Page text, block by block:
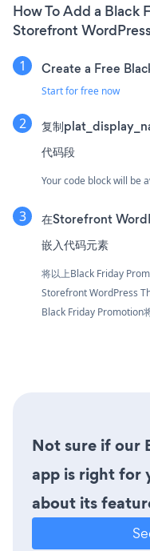
How To Add a Black
Storefront
Create a Free
Start for free now
复制
代码段
Your code block will be
在Storefront
嵌入代码元素
将以上Black Friday
Storefront WordPress
Black Friday Promotion
Not sure if our
app is right for
about its